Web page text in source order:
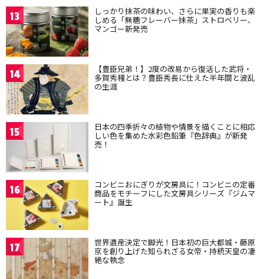
13 しっかり抹茶の味わい、さらに果実の香りも楽
しめる「無糖フレーバー抹茶」ストロベリー、
マンゴー新発売
14 【豊臣兄弟！】2度の改易から復活した武将・
多賀秀種とは？豊臣秀長に仕えた半年間と波乱
の生涯
15 日本の四季折々の植物や情景を描くことに相応
しい色を集めた水彩色鉛筆『色辞典』が新発
売！
16 コンビニおにぎりが文房具に！コンビニの定番
商品をモチーフにした文房具シリーズ『ジムマ
ート』誕生
17 世界遺産決定で脚光！日本初の巨大都城・藤原
京を創り上げた知られざる女帝・持統天皇の凄
絶な執念